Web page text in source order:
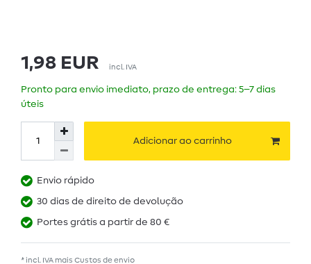
1,98 EUR incl. IVA
Pronto para envio imediato, prazo de entrega: 5–7 dias
úteis
Adicionar ao carrinho
Envio rápido
30 dias de direito de devolução
Portes grátis a partir de 80 €
* incl. IVA mais Custos de envio